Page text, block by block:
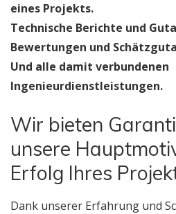
eines Projekts.
Technische Berichte und
Bewertungen und
Und alle damit verbundenen
Ingenieurdienstleistungen.
Wir bieten
unsere
Erfolg Ihres
Dank unserer Erfahrung und